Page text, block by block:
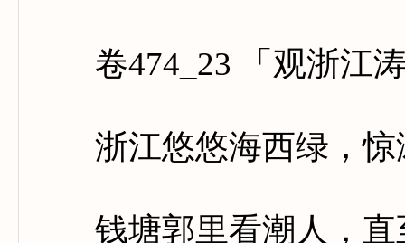
卷474_23 「观浙江
浙江悠悠海西绿，惊
钱塘郭里看潮人，直